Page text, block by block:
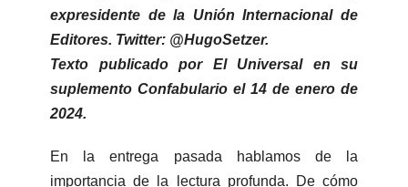
expresidente de la Unión Internacional de
Editores. Twitter: @HugoSetzer.
Texto publicado por El Universal en su
suplemento Confabulario el 14 de enero de
2024.
En la entrega pasada hablamos de la
importancia de la lectura profunda. De cómo